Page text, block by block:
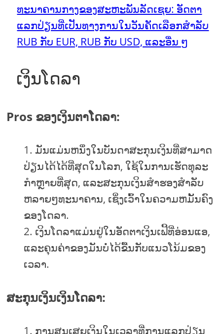
ທະນາຄານກາງຂອງສະຫະພັນລັດເຊຍ: ອັດຕາ
ແລກປ່ຽນທີ່ເປັນທາງການໃນວັນຄັດເລືອກສໍາລັບ
RUB ກັບ EUR, RUB ກັບ USD, ແລະອື່ນ ໆ
ເງິນໂດລາ
Pros ຂອງເງິນຕາໂດລາ:
ມັນແມ່ນຫນຶ່ງໃນບັນດາສະກຸນເງິນທີ່ສາມາດ
ປ່ຽນໄດ້ໄດ້ທີ່ສຸດໃນໂລກ, ໃຊ້ໃນການເຮັດທຸລະ
ກໍາຫຼາຍທີ່ສຸດ, ແລະສະກຸນເງິນສໍາຮອງສໍາລັບ
ຫລາຍໆທະນາຄານ, ເຊິ່ງເວົ້າໃນຄວາມຫມັ້ນຄົງ
ຂອງໂດລາ.
ເງິນໂດລາແມ່ນຢູ່ໃນອັດຕາເງິນເຟີ້ທີ່ອ່ອນແອ,
ແລະຄຸນຄ່າຂອງມັນບໍ່ໄດ້ຂື້ນກັບແນວໂນ້ມຂອງ
ເວລາ.
ສະກຸນເງິນເງິນໂດລາ:
ການສູນເສຍເງິນໃນເວລາທີ່ການແລກປ່ຽນ